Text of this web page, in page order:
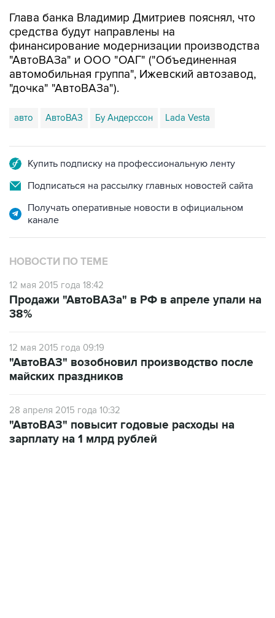
Глава банка Владимир Дмитриев пояснял, что
средства будут направлены на
финансирование модернизации производства
"АвтоВАЗа" и ООО "ОАГ" ("Объединенная
автомобильная группа", Ижевский автозавод,
"дочка" "АвтоВАЗа").
авто АвтоВАЗ Бу Андерссон Lada Vesta
Купить подписку на профессиональную ленту
Подписаться на рассылку главных новостей сайта
Получать оперативные новости в официальном
канале
НОВОСТИ ПО ТЕМЕ
12 мая 2015 года 18:42
Продажи "АвтоВАЗа" в РФ в апреле упали на
38%
12 мая 2015 года 09:19
"АвтоВАЗ" возобновил производство после
майских праздников
28 апреля 2015 года 10:32
"АвтоВАЗ" повысит годовые расходы на
зарплату на 1 млрд рублей